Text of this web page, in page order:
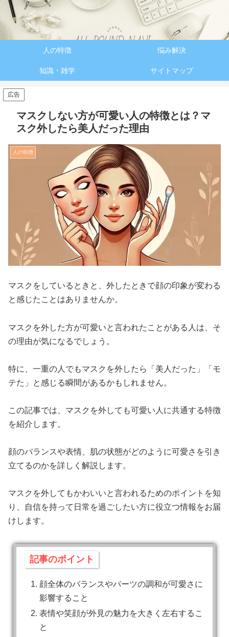
人の特徴 悩み解決
知識・雑学 サイトマップ
広告
マスクしない方が可愛い人の特徴とは？マ
スク外したら美人だった理由
人の特徴
マスクをしているときと、外したときで顔の印象が変わる
と感じたことはありませんか。
マスクを外した方が可愛いと言われたことがある人は、そ
の理由が気になるでしょう。
特に、一重の人でもマスクを外したら「美人だった」「モ
テた」と感じる瞬間があるかもしれません。
この記事では、マスクを外しても可愛い人に共通する特徴
を紹介します。
顔のバランスや表情、肌の状態がどのように可愛さを引き
立てるのかを詳しく解説します。
マスクを外してもかわいいと言われるためのポイントを知
り、自信を持って日常を過ごしたい方に役立つ情報をお届
けします。
記事のポイント
顔全体のバランスやパーツの調和が可愛さに
影響すること
表情や笑顔が外見の魅力を大きく左右するこ
と